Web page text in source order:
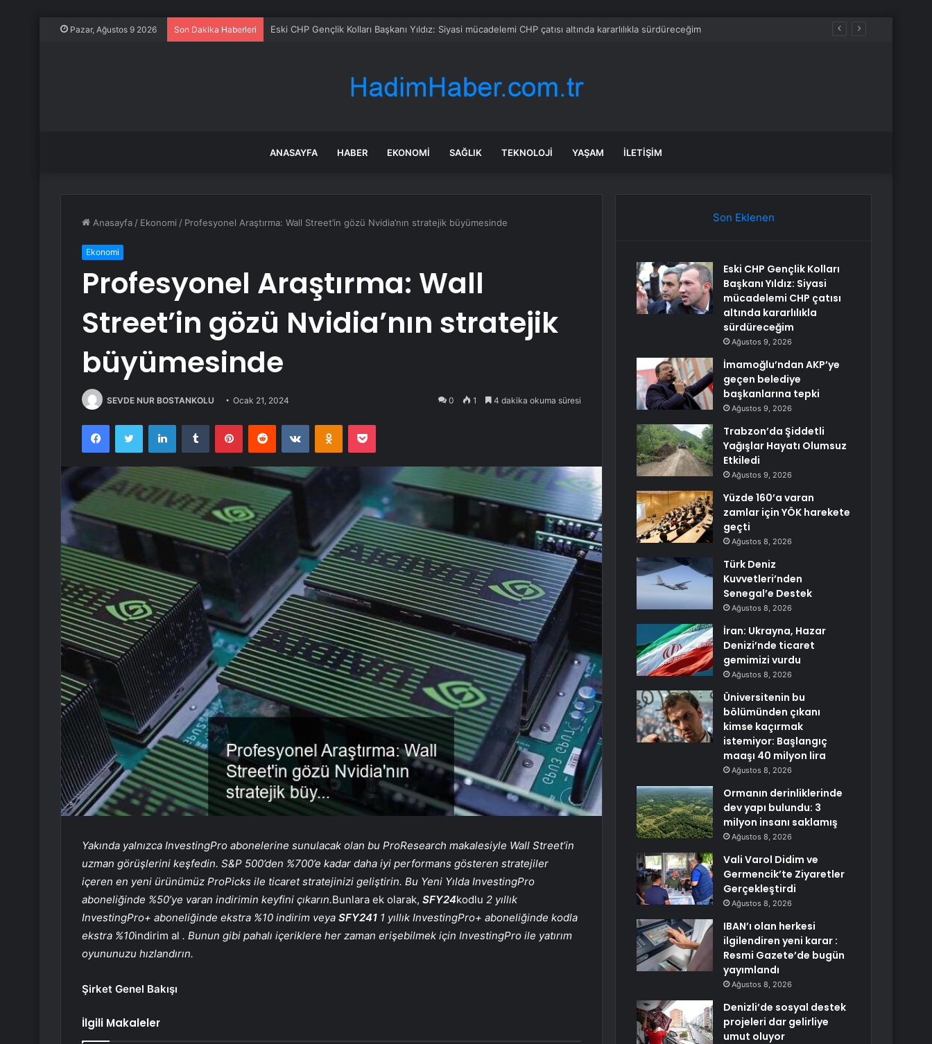
Pazar, Ağustos 9 2026 Son Dakika Haberleri İmamoğlu’ndan AKP’ye geçen belediye başkanlarına tepki
ANASAYFA HABER EKONOMI SAĞLIK TEKNOLOJI YAŞAM İLETIŞIM
Anasayfa / Ekonomi / Profesyonel Araştırma: Wall Street’in gözü Nvidia’nın stratejik büyümesinde
Ekonomi
Profesyonel Araştırma: Wall
Street’in gözü Nvidia’nın stratejik
büyümesinde
SEVDE NUR BOSTANKOLU Ocak 21, 2024 0 1 4 dakika okuma süresi
FacebookTwitter LinkedInTumblr PinterestReddit VKontakteOdnoklassniki
Pocket
Yakında yalnızca InvestingPro abonelerine sunulacak olan bu ProResearch makalesiyle Wall Street’in
uzman görüşlerini keşfedin. S&P 500’den %700’e kadar daha iyi performans gösteren stratejiler
içeren en yeni ürünümüz ProPicks ile ticaret stratejinizi geliştirin. Bu Yeni Yılda InvestingPro
aboneliğinde %50’ye varan indirimin keyfini çıkarın.Bunlara ek olarak, SFY24kodlu 2 yıllık
InvestingPro+ aboneliğinde ekstra %10 indirim veya SFY241 1 yıllık InvestingPro+ aboneliğinde kodla
ekstra %10indirim al . Bunun gibi pahalı içeriklere her zaman erişebilmek için InvestingPro ile yatırım
oyununuzu hızlandırın.
Şirket Genel Bakışı
İlgili Makaleler
Son Eklenen
Eski CHP Gençlik Kolları
Başkanı Yıldız: Siyasi
mücadelemi CHP çatısı
altında kararlılıkla
sürdüreceğim
Ağustos 9, 2026
İmamoğlu’ndan AKP’ye
geçen belediye
başkanlarına tepki
Ağustos 9, 2026
Trabzon’da Şiddetli
Yağışlar Hayatı Olumsuz
Etkiledi
Ağustos 9, 2026
Yüzde 160’a varan
zamlar için YÖK harekete
geçti
Ağustos 8, 2026
Türk Deniz
Kuvvetleri’nden
Senegal’e Destek
Ağustos 8, 2026
İran: Ukrayna, Hazar
Denizi’nde ticaret
gemimizi vurdu
Ağustos 8, 2026
Üniversitenin bu
bölümünden çıkanı
kimse kaçırmak
istemiyor: Başlangıç
maaşı 40 milyon lira
Ağustos 8, 2026
Ormanın derinliklerinde
dev yapı bulundu: 3
milyon insanı saklamış
Ağustos 8, 2026
Vali Varol Didim ve
Germencik’te Ziyaretler
Gerçekleştirdi
Ağustos 8, 2026
IBAN’ı olan herkesi
ilgilendiren yeni karar :
Resmi Gazete’de bugün
yayımlandı
Ağustos 8, 2026
Denizli’de sosyal destek
projeleri dar gelirliye
umut oluyor